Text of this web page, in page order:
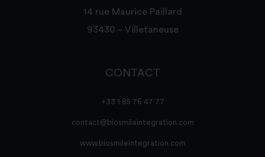
14 rue Maurice Paillard
93430 – Villetaneuse
CONTACT
+33 1 85 76 47 77
contact@biosmileintegration.com
www.biosmileintegration.com